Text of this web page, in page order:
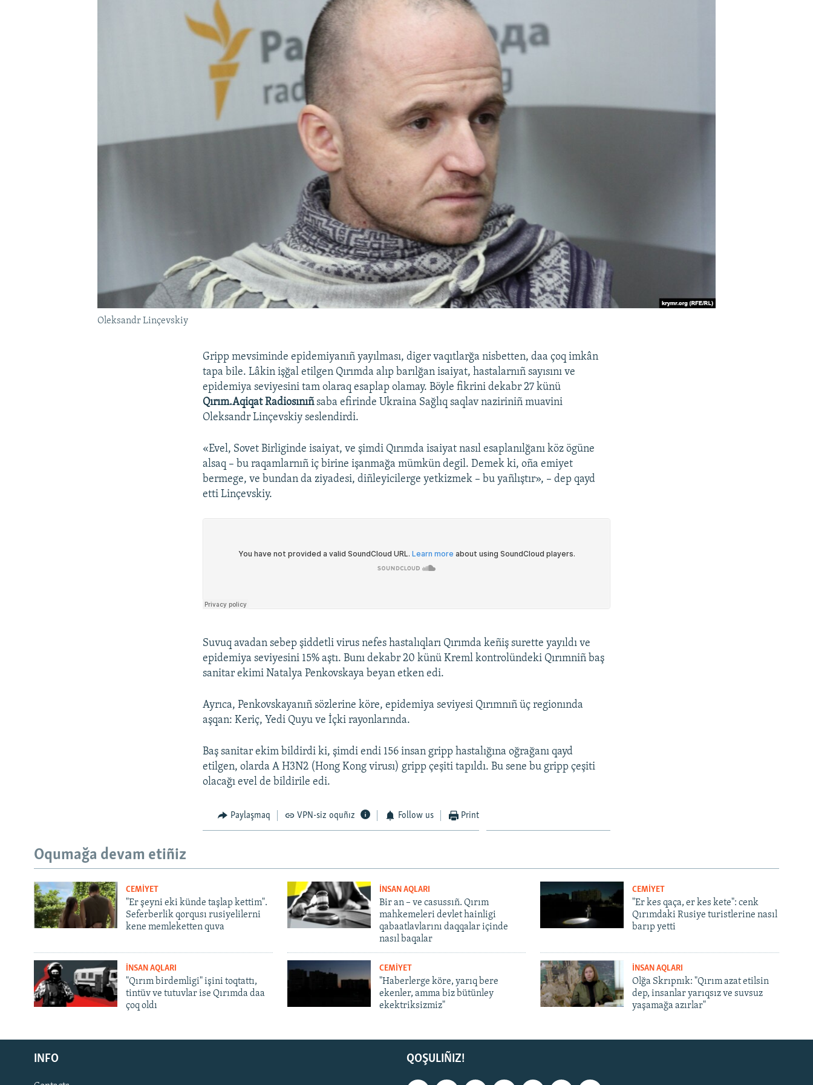
Русский
Українською
Oleksandr Linçevskiy
Gripp mevsiminde epidemiyanıñ yayılması, diger vaqıtlarğa nisbetten, daa çoq imkân
tapa bile. Lâkin işğal etilgen Qırımda alıp barılğan isaiyat, hastalarnıñ sayısını ve
epidemiya seviyesini tam olaraq esaplap olamay. Böyle fikrini dekabr 27 künü
Qırım.Aqiqat Radiosınıñsaba efirinde Ukraina Sağlıq saqlav naziriniñ muavini
Oleksandr Linçevskiy seslendirdi.
«Evel, Sovet Birliginde isaiyat, ve şimdi Qırımda isaiyat nasıl esaplanılğanı köz ögüne
alsaq – bu raqamlarnıñ iç birine işanmağa mümkün degil. Demek ki, oña emiyet
bermege, ve bundan da ziyadesi, diñleyicilerge yetkizmek – bu yañlıştır», – dep qayd
etti Linçevskiy.
Suvuq avadan sebep şiddetli virus nefes hastalıqları Qırımda keñiş surette yayıldı ve
epidemiya seviyesini 15% aştı. Bunı dekabr 20 künü Kreml kontrolündeki Qırımniñ baş
sanitar ekimi Natalya Penkovskaya beyan etken edi.
Ayrıca, Penkovskayanıñ sözlerine köre, epidemiya seviyesi Qırımnıñ üç regionında
aşqan: Keriç, Yedi Quyu ve İçki rayonlarında.
Baş sanitar ekim bildirdi ki, şimdi endi 156 insan gripp hastalığına oğrağanı qayd
etilgen, olarda A H3N2 (Hong Kong virusı) gripp çeşiti tapıldı. Bu sene bu gripp çeşiti
olacağı evel de bildirile edi.
Paylaşmaq VPN-siz oquñız Follow us Print
Oqumağa devam etiñiz
CEMİYET
"Er şeyni eki künde taşlap kettim".
Seferberlik qorqusı rusiyelilerni
kene memleketten quva
İNSAN AQLARI
Bir an – ve casussıñ. Qırım
mahkemeleri devlet hainligi
qabaatlavlarını daqqalar içinde
nasıl baqalar
CEMİYET
"Er kes qaça, er kes kete": cenk
Qırımdaki Rusiye turistlerine nasıl
barıp yetti
İNSAN AQLARI
"Qırım birdemligi" işini toqtattı,
tintüv ve tutuvlar ise Qırımda daa
çoq oldı
CEMİYET
"Haberlerge köre, yarıq bere
ekenler, amma biz bütünley
ekektriksizmiz"
İNSAN AQLARI
Olğa Skrıpnık: "Qırım azat etilsin
dep, insanlar yarıqsız ve suvsuz
yaşamağa azırlar"
QOŞULIÑIZ!
INFO